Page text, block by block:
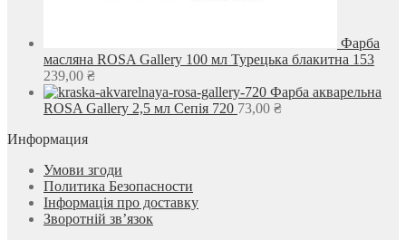
Фарба
масляна ROSA Gallery 100 мл Турецька блакитна 153
239,00 ₴
Фарба акварельна
ROSA Gallery 2,5 мл Сепія 720 73,00 ₴
Информация
Умови згоди
Политика Безопасности
Інформація про доставку
Зворотній зв’язок